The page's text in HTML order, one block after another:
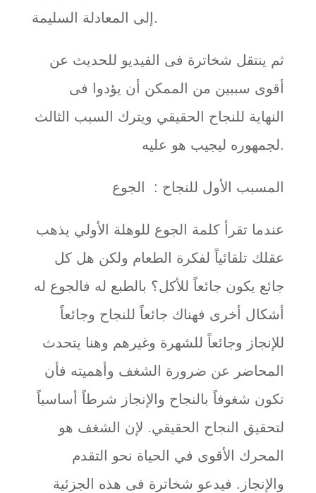
إلى المعادلة السليمة.
ثم ينتقل شخاترة فى الفيديو للحديث عن
أقوى سببين من الممكن أن يؤدوا فى
النهاية للنجاح الحقيقي ويترك السبب الثالث
لجمهوره ليجيب هو عليه.
المسبب الأول للنجاح : الجوع
عندما تقرأ كلمة الجوع للوهلة الأولي يذهب
عقلك تلقائياً لفكرة الطعام ولكن هل كل
جائع يكون جائعاً للأكل؟ بالطبع له فالجوع له
أشكال أخرى فهناك جائعاً للنجاح وجائعاً
للإنجاز وجائعاً للشهرة وغيرهم وهنا يتحدث
المحاضر عن ضرورة الشغف وأهميته فأن
تكون شغوفاً بالنجاح والإنجاز شرطاً أساسياً
لتحقيق النجاح الحقيقي. لإن الشغف هو
المحرك الأقوى في الحياة نحو التقدم
والإنجاز. فيدعو شخاترة فى هذه الجزئية